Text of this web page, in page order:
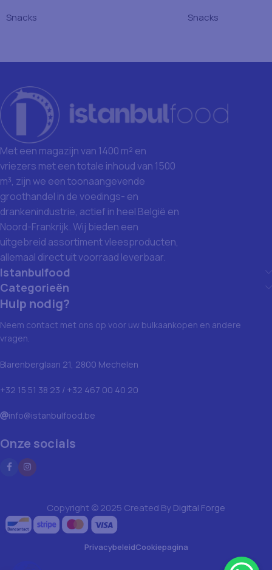
Snacks
Snacks
Met een magazijn van 1400 m² en
vriezers met een totale inhoud van 1500
m³, zijn we een toonaangevende
groothandel in de voedings- en
drankenindustrie, actief in heel België en
Noord-Frankrijk. Wij bieden een
uitgebreid assortiment vleesproducten,
allemaal direct uit voorraad leverbaar.
Istanbulfood
Categorieën
Hulp nodig?
Neem contact met ons op voor uw bulkaankopen en andere
vragen.
Blarenberglaan 21, 2800 Mechelen
+32 15 51 38 23 / +32 467 00 40 20
info@istanbulfood.be
Onze socials
Copyright © 2025 Created ByDigital Forge
PrivacybeleidCookiepagina